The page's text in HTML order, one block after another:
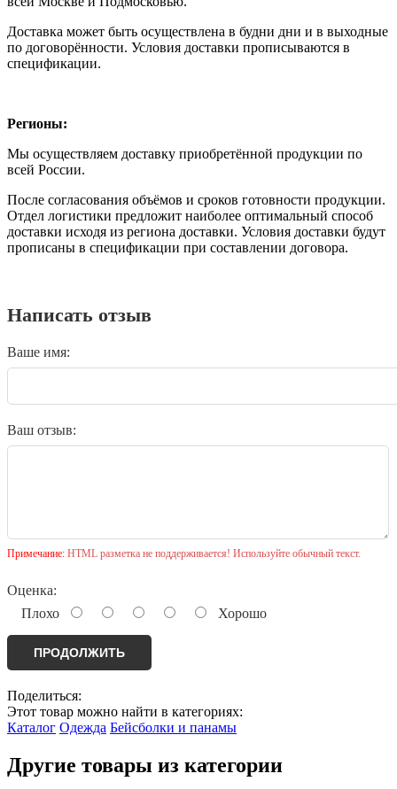
Доставка может быть осуществлена в будни дни и в выходные
по договорённости. Условия доставки прописываются в
спецификации.
Регионы:
Мы осуществляем доставку приобретённой продукции по
всей России.
После согласования объёмов и сроков готовности продукции.
Отдел логистики предложит наиболее оптимальный способ
доставки исходя из региона доставки. Условия доставки будут
прописаны в спецификации при составлении договора.
Написать отзыв
Ваше имя:
Ваш отзыв:
Примечание: HTML разметка не поддерживается! Используйте обычный текст.
Оценка:
Плохо
Хорошо
ПРОДОЛЖИТЬ
Поделиться:
Этот товар можно найти в категориях:
Каталог Одежда Бейсболки и панамы
Другие товары из категории